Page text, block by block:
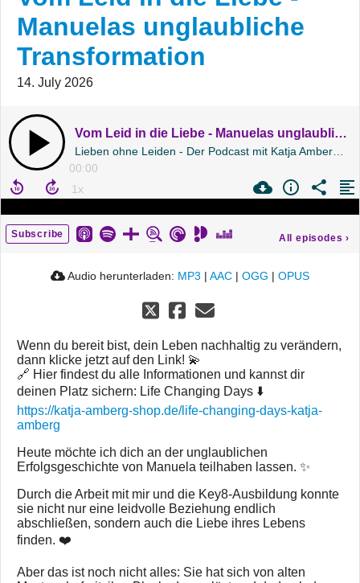
Manuelas unglaubliche
Transformation
14. July 2026
Vom Leid in die Liebe - Manuelas unglaubliche Transformation
00:00
Subscribe All episodes ›
Audio herunterladen: MP3 | AAC | OGG | OPUS
Wenn du bereit bist, dein Leben nachhaltig zu verändern,
dann klicke jetzt auf den Link! 💫
🔗 Hier findest du alle Informationen und kannst dir
deinen Platz sichern: Life Changing Days ⬇️
https://katja-amberg-shop.de/life-changing-days-katja-
amberg
Heute möchte ich dich an der unglaublichen
Erfolgsgeschichte von Manuela teilhaben lassen. ✨
Durch die Arbeit mit mir und die Key8-Ausbildung konnte
sie nicht nur eine leidvolle Beziehung endlich
abschließen, sondern auch die Liebe ihres Lebens
finden. ❤️
Aber das ist noch nicht alles: Sie hat sich von alten